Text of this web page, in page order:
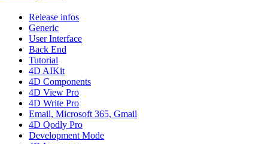
Release infos
Generic
User Interface
Back End
Tutorial
4D AIKit
4D Components
4D View Pro
4D Write Pro
Email, Microsoft 365, Gmail
4D Qodly Pro
Development Mode